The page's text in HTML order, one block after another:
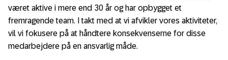
været aktive i mere end 30 år og har opbygget et
fremragende team. I takt med at vi afvikler vores aktiviteter,
vil vi fokusere på at håndtere konsekvenserne for disse
medarbejdere på en ansvarlig måde.